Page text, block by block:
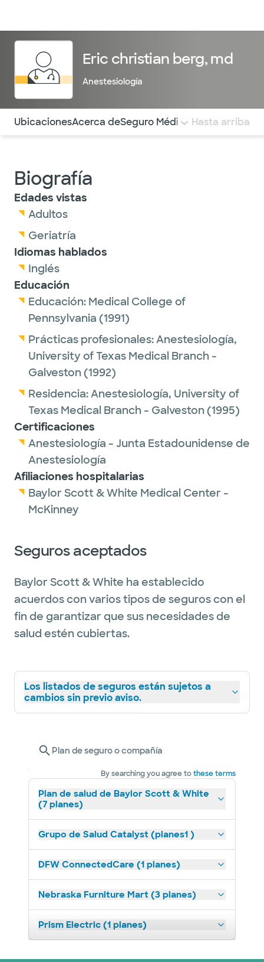
Eric christian berg, md
Anestesiología
Utilice esta navegación para saltar rápidamente a
UbicacionesAcerca deSeguro Médico COMENTARIOS
Hasta arriba
Biografía
Edades vistas
Adultos
Geriatría
Idiomas hablados
Inglés
Educación
Educación: Medical College of
Pennsylvania (1991)
Prácticas profesionales:Anestesiología,
University of Texas Medical Branch -
Galveston (1992)
Residencia:Anestesiología, University of
Texas Medical Branch - Galveston (1995)
Certificaciones
Anestesiología - Junta Estadounidense de
Anestesiología
Afiliaciones hospitalarias
Baylor Scott & White Medical Center -
McKinney
Seguros aceptados
Baylor Scott & White ha establecido
acuerdos con varios tipos de seguros con el
fin de garantizar que sus necesidades de
salud estén cubiertas.
Los listados de seguros están sujetos a
cambios sin previo aviso.
Plan de seguro o compañía
By searching you agree tothese terms
Plan de salud de Baylor Scott & White
(7 planes)
Grupo de Salud Catalyst (planes1 )
DFW ConnectedCare (1 planes)
Nebraska Furniture Mart (3 planes)
Prism Electric (1 planes)